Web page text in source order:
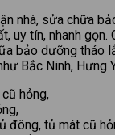
nhà, sửa chữa
uy tín, nhanh gọn.
bảo dưỡng tháo
Bắc Ninh, Hưng
hỏng,
đông, tủ mát cũ